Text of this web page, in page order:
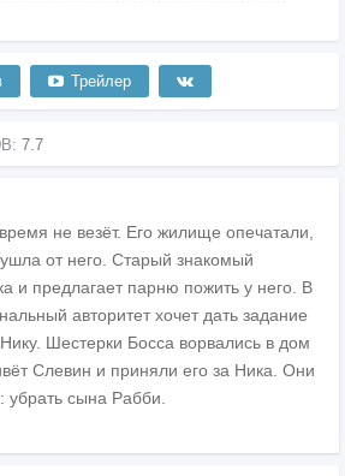
Трейлер
7.7
не везёт. Его жилище опечатали,
от него. Старый знакомый
и предлагает парню пожить у него. В
авторитет хочет дать задание
Шестерки Босса ворвались в дом
Слевин и приняли его за Ника. Они
сына Рабби.